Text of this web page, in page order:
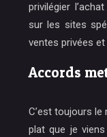
privilégier
sur les sites
ventes privées
Accords
C’est toujours le
plat que je